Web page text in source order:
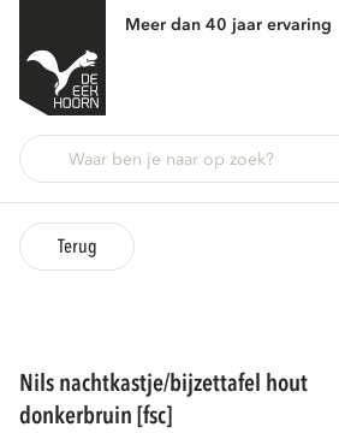
Meer dan 40 jaar ervaring
Terug
nils nachtkastje/bijzettafel hout
donkerbruin [fsc]